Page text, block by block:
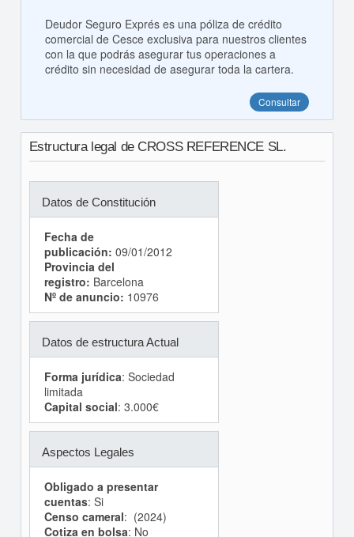
Deudor Seguro Exprés es una póliza de crédito
comercial de Cesce exclusiva para nuestros clientes
con la que podrás asegurar tus operaciones a
crédito sin necesidad de asegurar toda la cartera.
Consultar
Estructura legal de CROSS REFERENCE SL.
Datos de Constitución
Fecha de
publicación: 09/01/2012
Provincia del
registro: Barcelona
Nº de anuncio: 10976
Datos de estructura Actual
Forma jurídica: Sociedad
limitada
Capital social: 3.000€
Aspectos Legales
Obligado a presentar
cuentas: Si
Censo cameral: (2024)
Cotiza en bolsa: No